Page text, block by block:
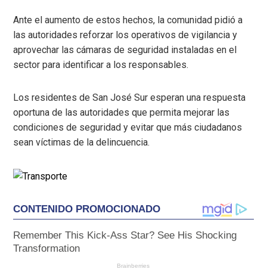
Ante el aumento de estos hechos, la comunidad pidió a
las autoridades reforzar los operativos de vigilancia y
aprovechar las cámaras de seguridad instaladas en el
sector para identificar a los responsables.
Los residentes de San José Sur esperan una respuesta
oportuna de las autoridades que permita mejorar las
condiciones de seguridad y evitar que más ciudadanos
sean víctimas de la delincuencia.